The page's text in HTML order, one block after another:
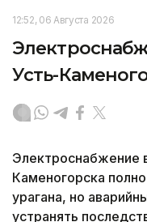
12:52, 06 Августа 2026
Усть-
Электроснабжение
Каменогорска
урагана, но
устранять